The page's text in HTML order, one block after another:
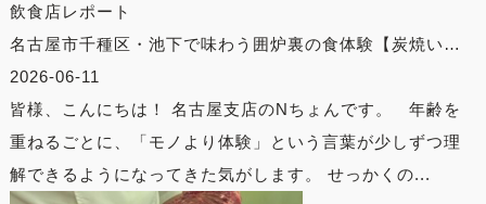
飲食店レポート
名古屋市千種区・池下で味わう囲炉裏の食体験【炭焼い…
2026-06-11
皆様、こんにちは！ 名古屋支店のNちょんです。 年齢を
重ねるごとに、「モノより体験」という言葉が少しずつ理
解できるようになってきた気がします。 せっかくの...